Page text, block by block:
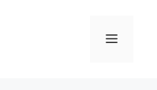
Menu